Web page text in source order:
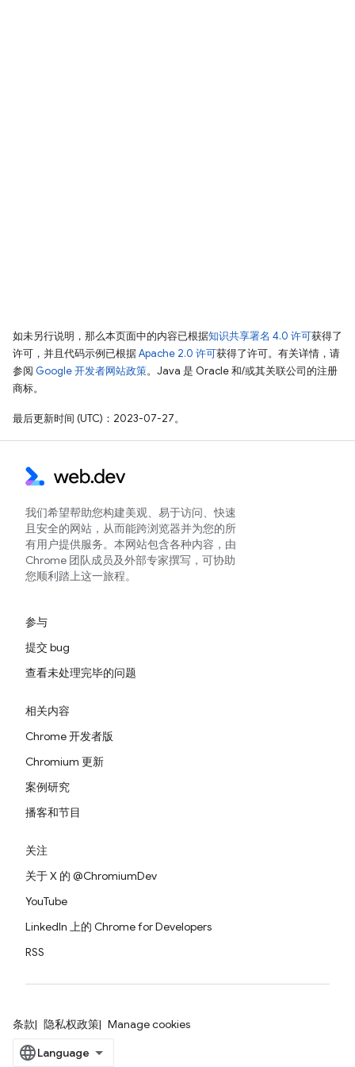
如未另行说明，那么本页面中的内容已根据知识共享署名 4.0 许可获得了
许可，并且代码示例已根据Apache 2.0 许可获得了许可。有关详情，请
参阅 Google 开发者网站政策。Java 是 Oracle 和/或其关联公司的注册
商标。
最后更新时间 (UTC)：2023-07-27。
我们希望帮助您构建美观、易于访问、快速
且安全的网站，从而能跨浏览器并为您的所
有用户提供服务。本网站包含各种内容，由
Chrome 团队成员及外部专家撰写，可协助
您顺利踏上这一旅程。
参与
提交 bug
查看未处理完毕的问题
相关内容
Chrome 开发者版
Chromium 更新
案例研究
播客和节目
关注
关于 X 的 @ChromiumDev
YouTube
LinkedIn 上的 Chrome for Developers
RSS
条款 隐私权政策 Manage cookies